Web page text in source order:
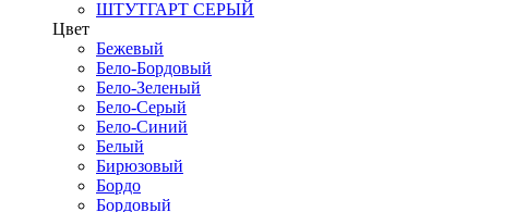
ШТУТГАРТ СЕРЫЙ
Цвет
Бежевый
Бело-Бордовый
Бело-Зеленый
Бело-Серый
Бело-Синий
Белый
Бирюзовый
Бордо
Бордовый